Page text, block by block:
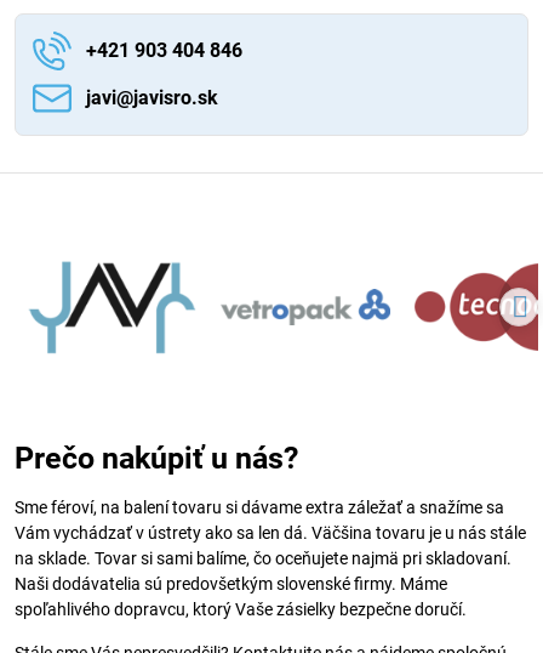
+421 903 404 846
javi​@javisro​.sk
Prečo nakúpiť u nás?
Sme féroví, na balení tovaru si dávame extra záležať a snažíme sa
Vám vychádzať v ústrety ako sa len dá. Väčšina tovaru je u nás stále
na sklade. Tovar si sami balíme, čo oceňujete najmä pri skladovaní.
Naši dodávatelia sú predovšetkým slovenské firmy. Máme
spoľahlivého dopravcu, ktorý Vaše zásielky bezpečne doručí.